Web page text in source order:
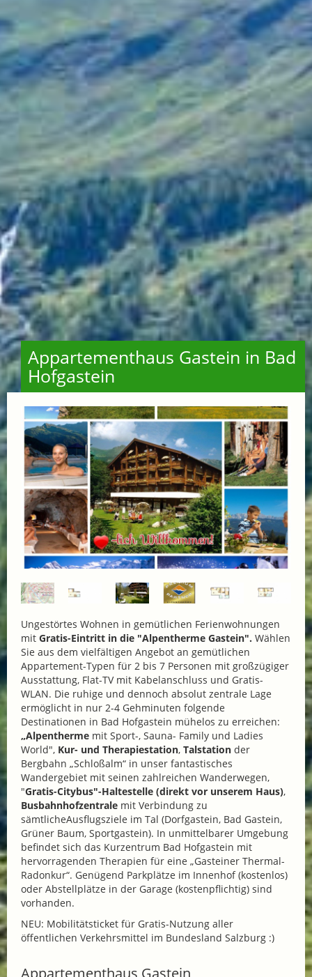
Appartementhaus Gastein in Bad
Hofgastein
Ungestörtes Wohnen in gemütlichen Ferienwohnungen
mit Gratis-Eintritt in die "Alpentherme Gastein". Wählen
Sie aus dem vielfältigen Angebot an gemütlichen
Appartement-Typen für 2 bis 7 Personen mit großzügiger
Ausstattung, Flat-TV mit Kabelanschluss und Gratis-
WLAN. Die ruhige und dennoch absolut zentrale Lage
ermöglicht in nur 2-4 Gehminuten folgende
Destinationen in Bad Hofgastein mühelos zu erreichen:
„Alpentherme mit Sport-, Sauna- Family und Ladies
World", Kur- und Therapiestation, Talstation der
Bergbahn „Schloßalm“ in unser fantastisches
Wandergebiet mit seinen zahlreichen Wanderwegen,
"Gratis-Citybus"-Haltestelle (direkt vor unserem Haus),
Busbahnhofzentrale mit Verbindung zu
sämtlicheAusflugsziele im Tal (Dorfgastein, Bad Gastein,
Grüner Baum, Sportgastein). In unmittelbarer Umgebung
befindet sich das Kurzentrum Bad Hofgastein mit
hervorragenden Therapien für eine „Gasteiner Thermal-
Radonkur“. Genügend Parkplätze im Innenhof (kostenlos)
oder Abstellplätze in der Garage (kostenpflichtig) sind
vorhanden.
NEU: Mobilitätsticket für Gratis-Nutzung aller
öffentlichen Verkehrsmittel im Bundesland Salzburg :)
Appartementhaus Gastein